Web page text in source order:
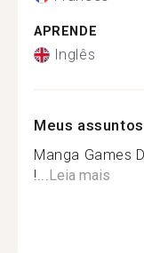
APRENDE
Inglês
Meus
Manga Games
!...Leia mais